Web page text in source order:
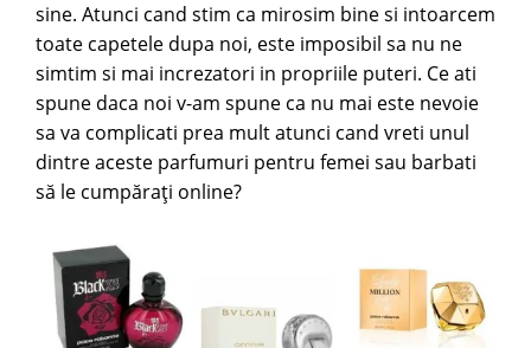
sine. Atunci cand stim ca mirosim bine si intoarcem
toate capetele dupa noi, este imposibil sa nu ne
simtim si mai increzatori in propriile puteri. Ce ati
spune daca noi v-am spune ca nu mai este nevoie
sa va complicati prea mult atunci cand vreti unul
dintre aceste parfumuri pentru femei sau barbati
să le cumpăraţi online?